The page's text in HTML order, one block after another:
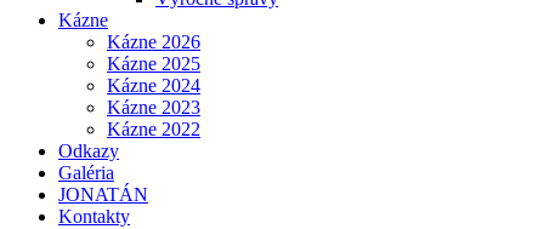
Kázne
Kázne 2026
Kázne 2025
Kázne 2024
Kázne 2023
Kázne 2022
Odkazy
Galéria
JONATÁN
Kontakty